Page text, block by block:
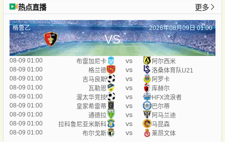
热点直播 更多
格鲁乙 2026年08月09日 01:00
VS
08-09 01:00 布雷加尼卡 vs
阿尔西米
08-09 01:00
格兰德 vs
洛桑体育队U21
08-09 01:00
吉马良斯 vs
阿罗卡
08-09 01:00
瓦勒恩 vs
库赫尔
08-09 01:00
渥太华竞技 vs
HFX流浪者
08-09 01:00
皇家希雷蒂 vs
巴尔蒂
08-09 01:00
通德拉 vs
阿马兰迪
08-09 01:00
拉科鲁尼亚米斯科 vs
马昆森
08-09 01:00
布尔戈斯 vs 莱昂文体